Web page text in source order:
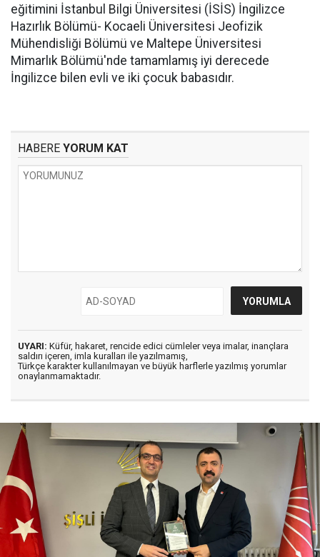
eğitimini İstanbul Bilgi Üniversitesi (İSİS) İngilizce
Hazırlık Bölümü- Kocaeli Üniversitesi Jeofizik
Mühendisliği Bölümü ve Maltepe Üniversitesi
Mimarlık Bölümü'nde tamamlamış iyi derecede
İngilizce bilen evli ve iki çocuk babasıdır.
HABERE YORUM KAT
UYARI: Küfür, hakaret, rencide edici cümleler veya imalar, inançlara
saldırı içeren, imla kuralları ile yazılmamış,
Türkçe karakter kullanılmayan ve büyük harflerle yazılmış yorumlar
onaylanmamaktadır.